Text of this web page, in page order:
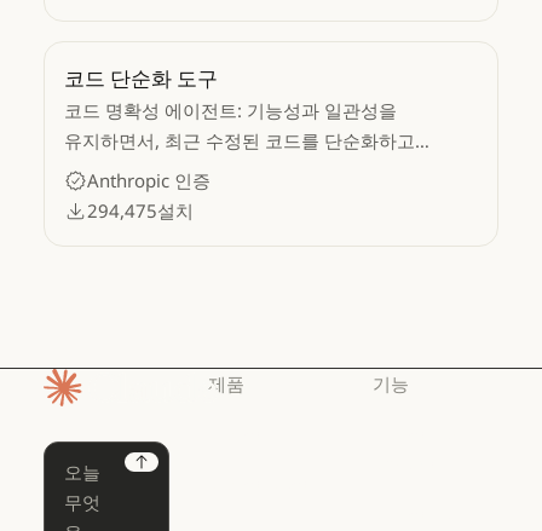
코드 단순화 도구
코드 명확성 에이전트: 기능성과 일관성을
유지하면서, 최근 수정된 코드를 단순화하고
정리합니다.
Anthropic 인증
294,475설치
Next
제품 기능